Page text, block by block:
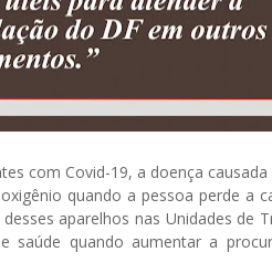
com Covid-19, a doença causada
quando a pessoa perde a
aparelhos nas Unidades de
saúde quando aumentar a